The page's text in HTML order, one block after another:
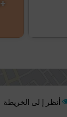
+3 صور
أنظر إ لى الخريطة